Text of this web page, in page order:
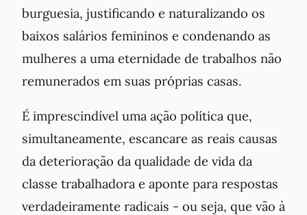
burguesia, justificando e naturalizando os
baixos salários femininos e condenando as
mulheres a uma eternidade de trabalhos não
remunerados em suas próprias casas.
É imprescindível uma ação política que,
simultaneamente, escancare as reais causas
da deterioração da qualidade de vida da
classe trabalhadora e aponte para respostas
verdadeiramente radicais - ou seja, que vão à